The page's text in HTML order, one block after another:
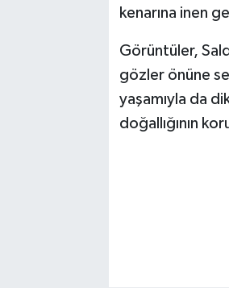
kenarına inen
Görüntüler,
gözler önüne
yaşamıyla da
doğallığının